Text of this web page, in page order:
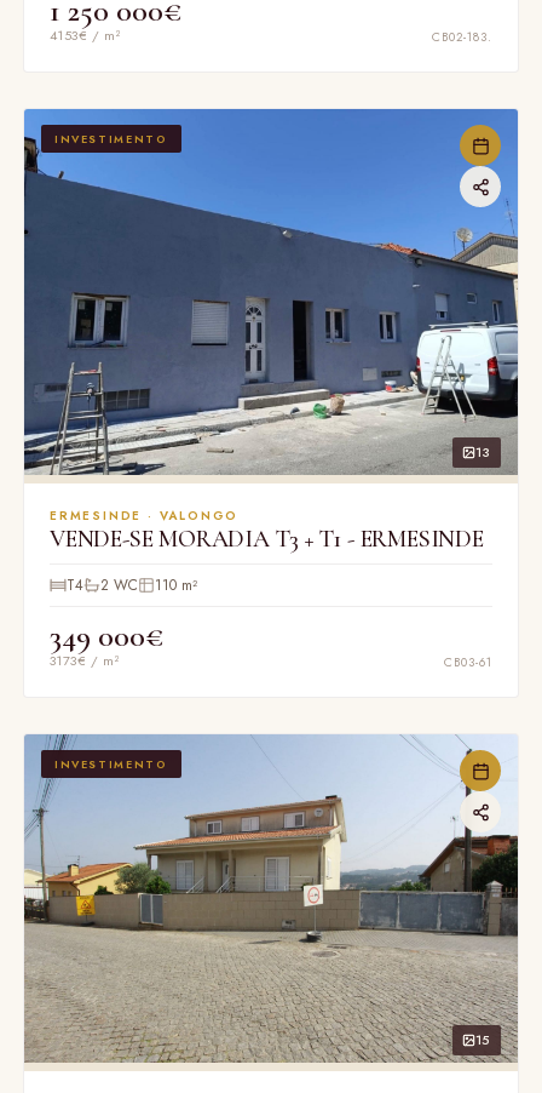
1 250 000€
4153€ / m² CB02-183.
INVESTIMENTO
13
ERMESINDE · VALONGO
VENDE-SE MORADIA T3 + T1 - ERMESINDE
T4 2 WC 110 m²
349 000€
3173€ / m² CB03-61
INVESTIMENTO
15